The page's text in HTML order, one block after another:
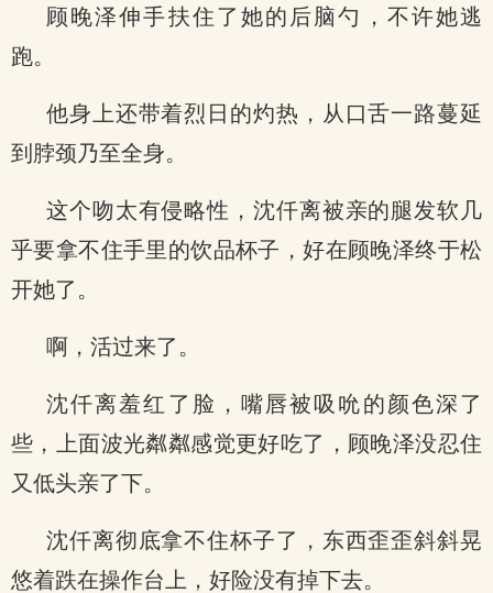
顾晚泽伸手扶住了她的后脑勺，不许她逃
跑。
他身上还带着烈日的灼热，从口舌一路蔓延
到脖颈乃至全身。
这个吻太有侵略性，沈仟离被亲的腿发软几
乎要拿不住手里的饮品杯子，好在顾晚泽终于松
开她了。
啊，活过来了。
沈仟离羞红了脸，嘴唇被吸吮的颜色深了
些，上面波光粼粼感觉更好吃了，顾晚泽没忍住
又低头亲了下。
沈仟离彻底拿不住杯子了，东西歪歪斜斜晃
悠着跌在操作台上，好险没有掉下去。